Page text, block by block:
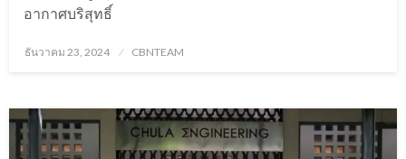
อากาศบริสุทธิ์
Posted
ธันวาคม 23, 2024 CBNTEAM